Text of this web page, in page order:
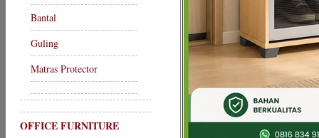
Bantal
Guling
Matras Protector
OFFICE FURNITURE